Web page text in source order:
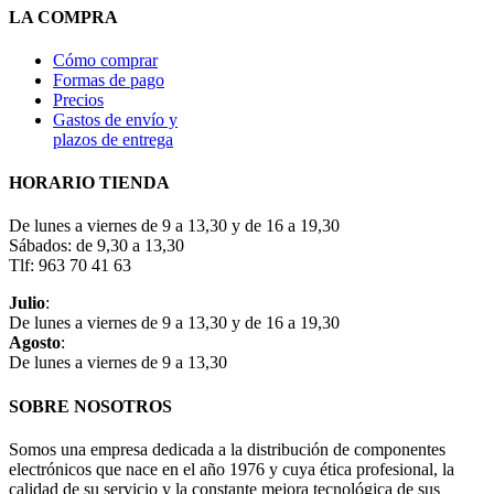
LA COMPRA
Cómo comprar
Formas de pago
Precios
Gastos de envío y
plazos de entrega
HORARIO TIENDA
De lunes a viernes de 9 a 13,30 y de 16 a 19,30
Sábados: de 9,30 a 13,30
Tlf: 963 70 41 63
Julio:
De lunes a viernes de 9 a 13,30 y de 16 a 19,30
Agosto:
De lunes a viernes de 9 a 13,30
SOBRE NOSOTROS
Somos una empresa dedicada a la distribución de componentes
electrónicos que nace en el año 1976 y cuya ética profesional, la
calidad de su servicio y la constante mejora tecnológica de sus